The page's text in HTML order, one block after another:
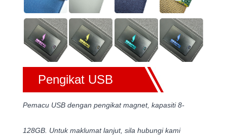
Pengikat USB
Pemacu USB dengan pengikat magnet, kapasiti 8-
128GB. Untuk maklumat lanjut, sila hubungi kami